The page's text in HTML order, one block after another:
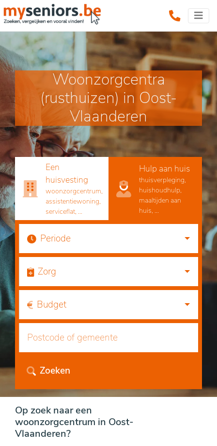
Woonzorgcentra
(rusthuizen) in Oost-
Vlaanderen
Een
huisvesting
woonzorgcentrum,
assistentiewoning,
serviceflat, ...
Hulp aan huis
thuisverpleging,
huishoudhulp,
maaltijden aan
huis, ...
Periode
Zorg
Budget
Zoeken
Op zoek naar een
woonzorgcentrum in Oost-
Vlaanderen?